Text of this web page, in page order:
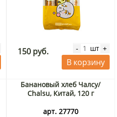
150 руб. - шт +
В корзину
Банановый хлеб Чалсу/
Chalsu, Китай, 120 г
арт. 27770